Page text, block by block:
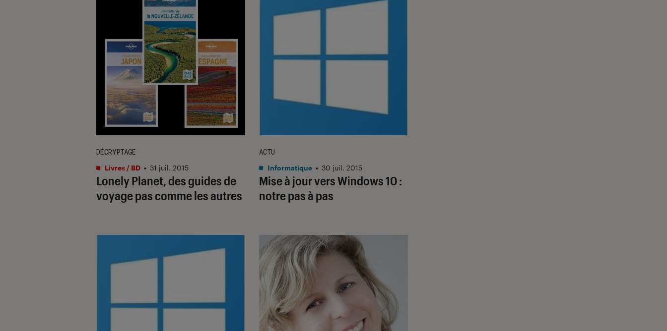
Lonely Planet, des guides de
voyage pas comme les autres
DÉCRYPTAGE
Livres / BD • 31 juil. 2015
Mise à jour vers Windows 10 :
notre pas à pas
ACTU
Informatique • 30 juil. 2015